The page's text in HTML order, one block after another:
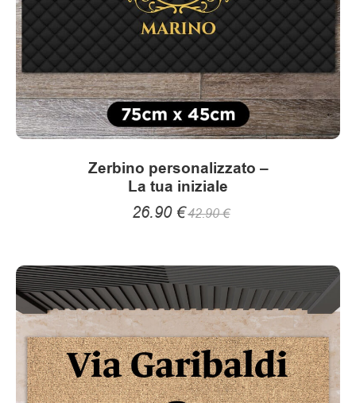
Zerbino personalizzato –
La tua iniziale
26.90 €42.90€